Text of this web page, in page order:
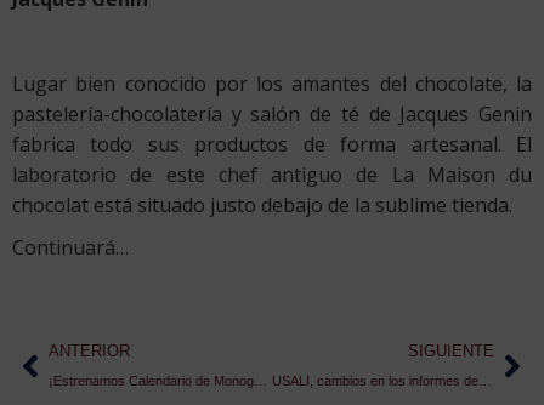
Lugar bien conocido por los amantes del chocolate, la
pastelería-chocolatería y salón de té de Jacques Genin
fabrica todo sus productos de forma artesanal. El
laboratorio de este chef antiguo de La Maison du
chocolat está situado justo debajo de la sublime tienda.
Continuará…
ANTERIOR SIGUIENTE
USALI, cambios en los informes de explotación del sector hotelero